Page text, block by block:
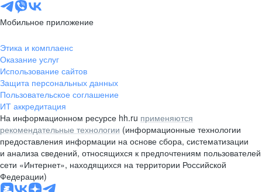
Мобильное приложение
Этика и комплаенс
Оказание услуг
Использование сайтов
Защита персональных данных
Пользовательское соглашение
ИТ аккредитация
На информационном ресурсе hh.ru применяются
рекомендательные технологии (информационные технологии
предоставления информации на основе сбора, систематизации
и анализа сведений, относящихся к предпочтениям пользователей
сети «Интернет», находящихся на территории Российской
Федерации)